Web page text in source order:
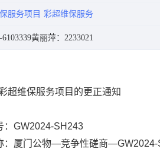
服务项目 彩超维保服务
6103339黄丽萍：2233021
超维保服务项目的更正通知
编号：GW2024-SH243
称：厦门公物—竞争性磋商